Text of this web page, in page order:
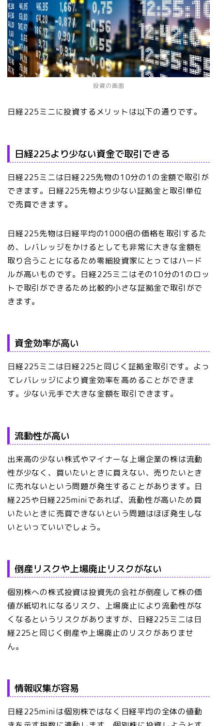
投資の画面
日経225ミニに投資するメリットは以下の通りです。
日経225より少ない資金で取引できる
日経225ミニは日経225先物の10分の1の金額で取引が
できます。日経225先物より少ない証拠金と取引単位
で売買できます。
日経225先物は日経平均の1000倍の価格を取引するた
め、レバレッジをかけるとしても非常に大きな金額を
取り合うことになるため零細投資家にとってはハード
ルが高いものです。日経225ミニはその10分の1のロッ
トで取引ができるため比較的小さな証拠金で取引がで
きます。
資金効率が高い
日経225ミニは日経225と同じく証拠金取引です。よっ
てレバレッジにより資金効率を高めることができま
す。少ない元手で大きな金額を取引できます。
流動性が高い
出来高の少ない株式やマイナーな上場企業の株は流動
性が少なく、買いたいときに買えない、売りたいとき
に売れないという問題が発生することがあります。日
経225や日経225miniであれば、流動性が高いため買
いたいときに売買できないという問題はほぼ発生しな
いといっていいでしょう。
倒産リスクや上場廃止リスクがない
個別株への株式投資は投資先の会社が倒産して株の価
値が紙切れになるリスク、上場廃止により流動性がな
くなるというリスクがありますが、日経225ミニは日
経225と同じく倒産や上場廃止のリスクがありませ
ん。
情報収集が容易
日経225miniは個別株ではなく日経平均の全体の値動